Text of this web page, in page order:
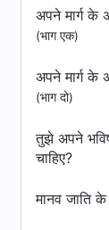
अपने मार्ग के
(भाग एक)
अपने मार्ग के
(भाग दो)
तुझे अपने
चाहिए?
मानव जाति